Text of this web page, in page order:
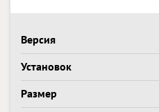
Версия
Установок
Размер